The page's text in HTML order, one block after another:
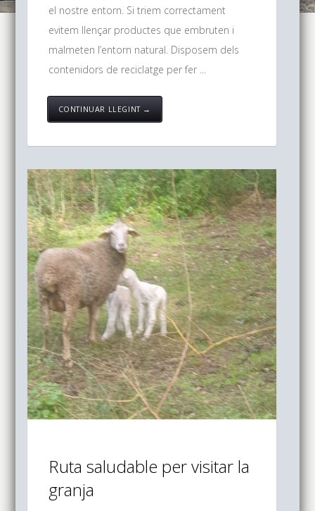
el nostre entorn. Si triem correctament
evitem llençar productes que embruten i
malmeten l’entorn natural. Disposem dels
contenidors de reciclatge per fer ...
CONTINUAR LLEGINT →
Ruta saludable per visitar la
granja